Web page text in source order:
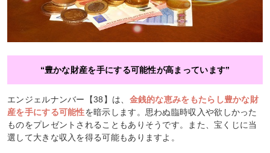
“豊かな財産を手にする可能性が高まっています”
エンジェルナンバー【38】は、 金銭的な恵みをもたらし豊かな財
産を手にする可能性を暗示します。思わぬ臨時収入や欲しかった
ものをプレゼントされることもありそうです。また、宝くじに当
選して大きな収入を得る可能もありますよ。